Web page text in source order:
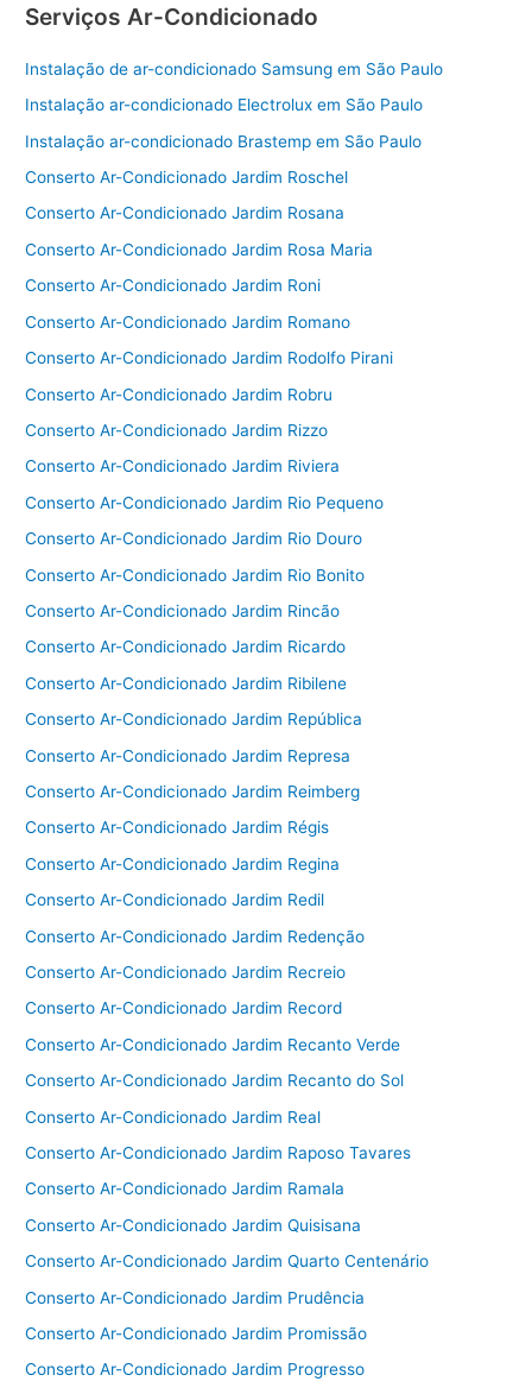
Serviços Ar-Condicionado
Instalação de ar-condicionado Samsung em São Paulo
Instalação ar-condicionado Electrolux em São Paulo
Instalação ar-condicionado Brastemp em São Paulo
Conserto Ar-Condicionado Jardim Roschel
Conserto Ar-Condicionado Jardim Rosana
Conserto Ar-Condicionado Jardim Rosa Maria
Conserto Ar-Condicionado Jardim Roni
Conserto Ar-Condicionado Jardim Romano
Conserto Ar-Condicionado Jardim Rodolfo Pirani
Conserto Ar-Condicionado Jardim Robru
Conserto Ar-Condicionado Jardim Rizzo
Conserto Ar-Condicionado Jardim Riviera
Conserto Ar-Condicionado Jardim Rio Pequeno
Conserto Ar-Condicionado Jardim Rio Douro
Conserto Ar-Condicionado Jardim Rio Bonito
Conserto Ar-Condicionado Jardim Rincão
Conserto Ar-Condicionado Jardim Ricardo
Conserto Ar-Condicionado Jardim Ribilene
Conserto Ar-Condicionado Jardim República
Conserto Ar-Condicionado Jardim Represa
Conserto Ar-Condicionado Jardim Reimberg
Conserto Ar-Condicionado Jardim Régis
Conserto Ar-Condicionado Jardim Regina
Conserto Ar-Condicionado Jardim Redil
Conserto Ar-Condicionado Jardim Redenção
Conserto Ar-Condicionado Jardim Recreio
Conserto Ar-Condicionado Jardim Record
Conserto Ar-Condicionado Jardim Recanto Verde
Conserto Ar-Condicionado Jardim Recanto do Sol
Conserto Ar-Condicionado Jardim Real
Conserto Ar-Condicionado Jardim Raposo Tavares
Conserto Ar-Condicionado Jardim Ramala
Conserto Ar-Condicionado Jardim Quisisana
Conserto Ar-Condicionado Jardim Quarto Centenário
Conserto Ar-Condicionado Jardim Prudência
Conserto Ar-Condicionado Jardim Promissão
Conserto Ar-Condicionado Jardim Progresso